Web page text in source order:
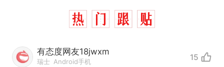
有态度网友18jwxm
瑞士 Android手机 15